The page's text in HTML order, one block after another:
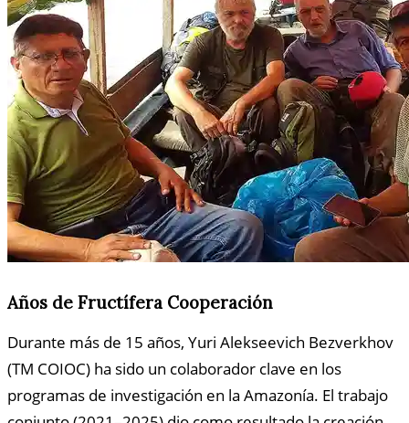
Años de Fructífera Cooperación
Durante más de 15 años, Yuri Alekseevich Bezverkhov
(TM COIOC) ha sido un colaborador clave en los
programas de investigación en la Amazonía. El trabajo